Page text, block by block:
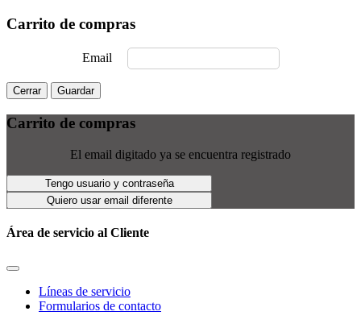
Carrito de compras
Email
Cerrar Guardar
Carrito de compras
El email digitado ya se encuentra registrado
Tengo usuario y contraseña
Quiero usar email diferente
Área de servicio al Cliente
Líneas de servicio
Formularios de contacto